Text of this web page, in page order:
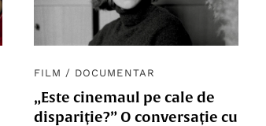
FILM / DOCUMENTAR
„Este cinemaul pe cale de
dispariție?” O conversație cu